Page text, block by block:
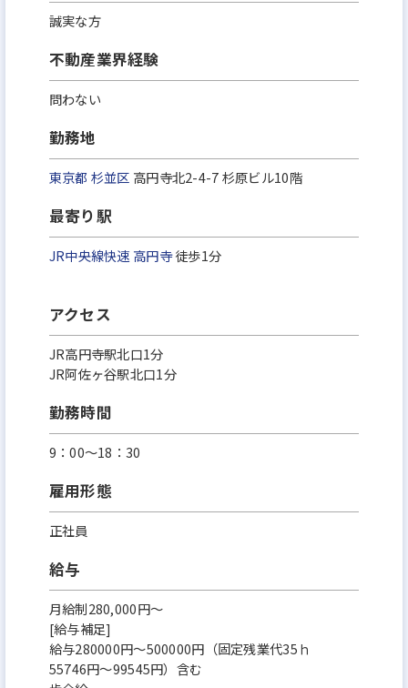
誠実な方
不動産業界経験
問わない
勤務地
東京都 杉並区 高円寺北2-4-7 杉原ビル10階
最寄り駅
JR中央線快速 高円寺徒歩1分
アクセス
JR高円寺駅北口1分
JR阿佐ヶ谷駅北口1分
勤務時間
9：00〜18：30
雇用形態
正社員
給与
月給制280,000円～
[給与補足]
給与280000円～500000円（固定残業代35ｈ
55746円～99545円）含む